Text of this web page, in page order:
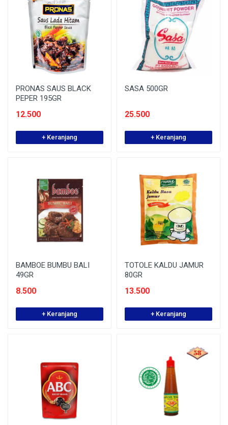
PRONAS SAUS BLACK
PEPER 195GR
12.500
+ Keranjang
SASA 500GR
25.500
+ Keranjang
BAMBOE BUMBU BALI
49GR
8.500
+ Keranjang
TOTOLE KALDU JAMUR
80GR
13.500
+ Keranjang